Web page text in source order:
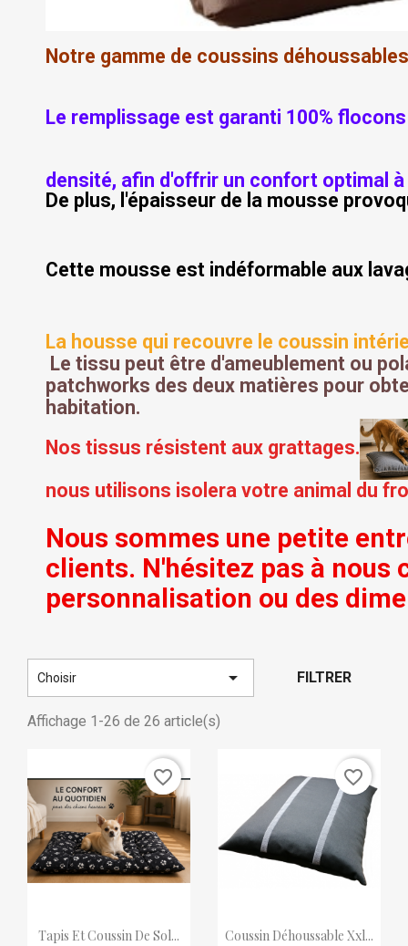
Notre gamme de coussins
Le remplissage est garanti 100%
densité, afin d'offrir un confort optimal
De plus, l'épaisseur de la mousse
Cette mousse est indéformable aux
La housse qui recouvre le coussin
Le tissu peut être d'ameublement ou
patchworks des deux matières pour
habitation.
Nos tissus résistent aux grattages.
nous utilisons isolera votre animal du
Nous sommes une petite
clients. N'hésitez pas à nous
personnalisation ou des
Choisir  FILTRER
Affichage 1-26 de 26 article(s)
Aperçu rapide
Tapis Et Coussin De Sol...
favorite_border
Aperçu rapide
Coussin Déhoussable Xxl...
favorite_border